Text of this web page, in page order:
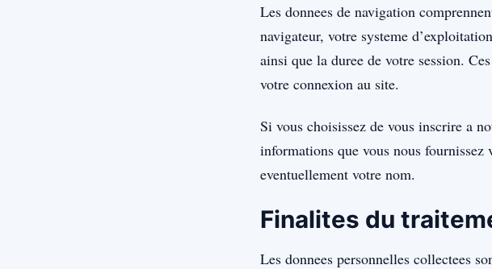
Les donnees de navigation
navigateur, votre systeme
ainsi que la duree de votre session.
votre connexion au site.
Si vous choisissez de vous inscrire a
informations que vous nous
eventuellement votre nom.
Finalites du
Les donnees personnelles collectees